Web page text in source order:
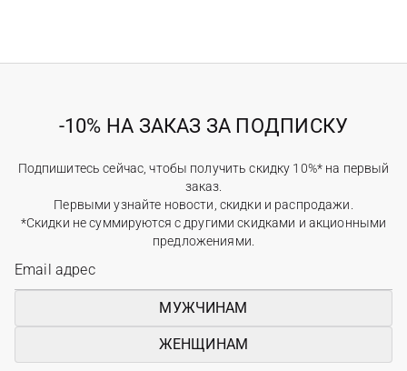
-10% НА ЗАКАЗ ЗА ПОДПИСКУ
Подпишитесь сейчас, чтобы получить скидку 10%* на первый
заказ.
Первыми узнайте новости, скидки и распродажи.
*Скидки не суммируются с другими скидками и акционными
предложениями.
МУЖЧИНАМ
ЖЕНЩИНАМ